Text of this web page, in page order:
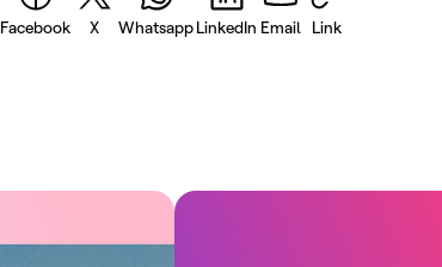
Facebook X WhatsappLinkedIn Email Link